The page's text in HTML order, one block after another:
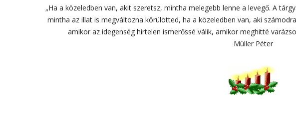
„Ha a közeledben van, akit szeretsz, mintha melegebb lenne a levegő. A
mintha az illat is megváltozna körülötted, ha a közeledben van, aki
amikor az idegenség hirtelen ismerőssé válik, amikor meghitté
Müller Péter